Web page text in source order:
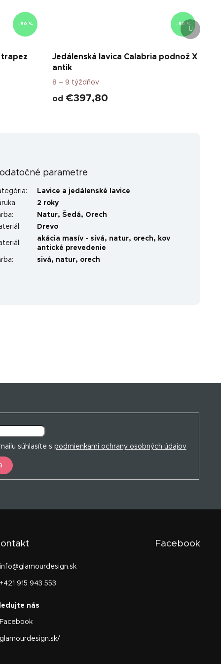
–50 %
trapez
–50 %
Jedálenská lavica Calabria podnož X
antik
8 – 9 týždňov
od €397,80
Ďalší
produkt
parametre
:
Lavice a jedálenské lavice
:
2 roky
: Natur,Šedá, Orech
: Drevo
:
akácia masív - sivá, natur, orech, kov
antické prevedenie
: sivá, natur, orech
súhlasíte s podmienkami ochrany osobných údajov
info@glamourdesign.sk
+421 915 943 553
Facebook
glamourdesign.sk/
Facebook